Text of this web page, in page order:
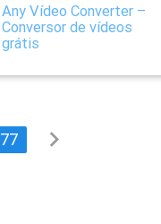
Any Vídeo Converter –
Conversor de vídeos
grátis
77 navigate_next